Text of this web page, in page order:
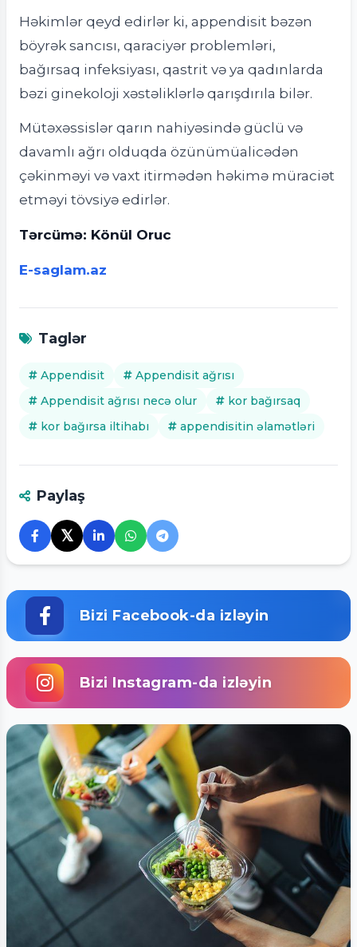
Həkimlər qeyd edirlər ki, appendisit bəzən
böyrək sancısı, qaraciyər problemləri,
bağırsaq infeksiyası, qastrit və ya qadınlarda
bəzi ginekoloji xəstəliklərlə qarışdırıla bilər.
Mütəxəssislər qarın nahiyəsində güclü və
davamlı ağrı olduqda özünümüalicədən
çəkinməyi və vaxt itirmədən həkimə müraciət
etməyi tövsiyə edirlər.
Tərcümə: Könül Oruc
E-saglam.az
Taglər
Appendisit
Appendisit ağrısı
Appendisit ağrısı necə olur
kor bağırsaq
kor bağırsa iltihabı
appendisitin əlamətləri
Paylaş
𝕏
Bizi Facebook-da izləyin
Bizi Instagram-da izləyin